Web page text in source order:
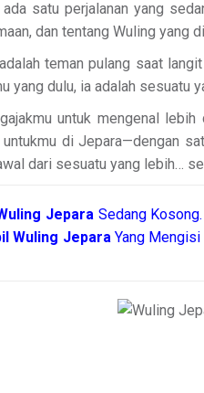
satu perjalanan yang
dan tentang Wuling
teman pulang saat
yang dulu, ia adalah sesuatu
untuk mengenal
di Jepara—dengan
dari sesuatu yang lebih…
Jepara Sedang
Wuling Jepara Yang Mengisi